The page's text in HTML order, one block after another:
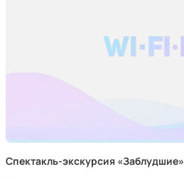
Спектакль-экскурсия «Заблудшие»